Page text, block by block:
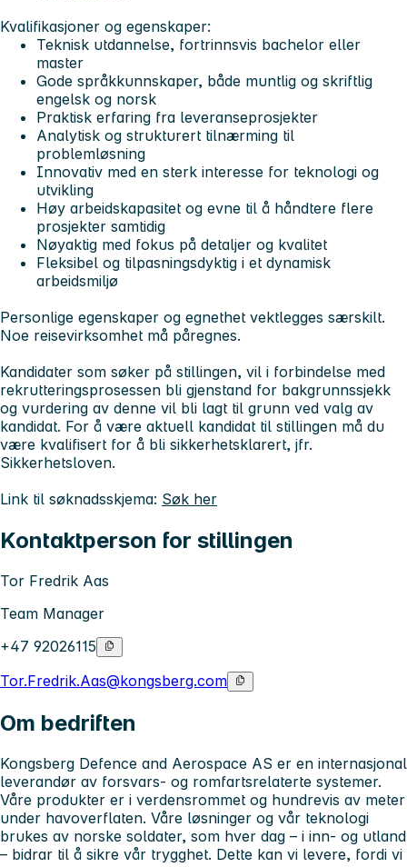
Kvalifikasjoner og egenskaper:
Teknisk utdannelse, fortrinnsvis bachelor eller
master
Gode språkkunnskaper, både muntlig og skriftlig
engelsk og norsk
Praktisk erfaring fra leveranseprosjekter
Analytisk og strukturert tilnærming til
problemløsning
Innovativ med en sterk interesse for teknologi og
utvikling
Høy arbeidskapasitet og evne til å håndtere flere
prosjekter samtidig
Nøyaktig med fokus på detaljer og kvalitet
Fleksibel og tilpasningsdyktig i et dynamisk
arbeidsmiljø
Personlige egenskaper og egnethet vektlegges særskilt.
Noe reisevirksomhet må påregnes.
Kandidater som søker på stillingen, vil i forbindelse med
rekrutteringsprosessen bli gjenstand for bakgrunnssjekk
og vurdering av denne vil bli lagt til grunn ved valg av
kandidat. For å være aktuell kandidat til stillingen må du
være kvalifisert for å bli sikkerhetsklarert, jfr.
Sikkerhetsloven.
Link til søknadsskjema: Søk her
Kontaktperson for stillingen
Tor Fredrik Aas
Team Manager
+47 92026115
Tor.Fredrik.Aas@kongsberg.com
Om bedriften
Kongsberg Defence and Aerospace AS er en internasjonal
leverandør av forsvars- og romfartsrelaterte systemer.
Våre produkter er i verdensrommet og hundrevis av meter
under havoverflaten. Våre løsninger og vår teknologi
brukes av norske soldater, som hver dag – i inn- og utland
– bidrar til å sikre vår trygghet. Dette kan vi levere, fordi vi